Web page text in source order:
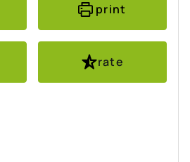
print
rate